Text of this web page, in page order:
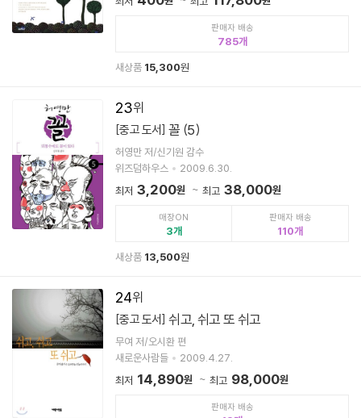
판매자 배송
785
새상품 15,300원
23
[중고 도서] 꼴 (5)
허영만 저/신기원 감수
위즈덤하우스
2009.6.30.
최저 3,200원 최고 38,000원
매장ON
3
판매자 배송
110
새상품 13,500원
24
[중고 도서] 쉬고, 쉬고 또 쉬고
무여 저/오시환 편
새로운사람들
2009.4.27.
최저 14,890원 최고 98,000원
판매자 배송